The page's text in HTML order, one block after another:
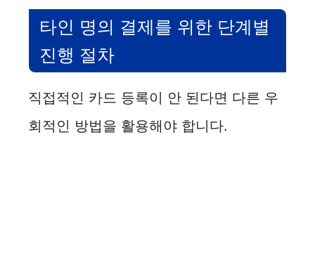
타인 명의 결제를 위한 단계별
진행 절차
직접적인 카드 등록이 안 된다면 다른 우
회적인 방법을 활용해야 합니다.